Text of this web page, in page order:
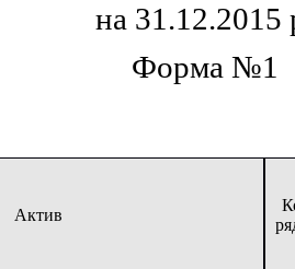
на 31.12.2015
Форма №1
Актив